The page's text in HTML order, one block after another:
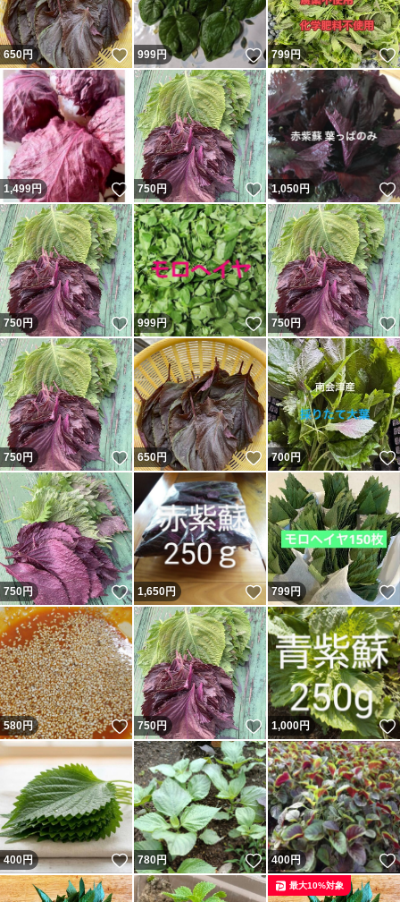
650円 いいね！
999円 いいね！
799円
1,499円 いいね！
750円 いいね！
1,050円
750円 いいね！
999円 いいね！
750円
750円 いいね！
650円 いいね！
700円
750 円 いいね！
1,650円 いいね！
799円
580円 いいね！
750円 いいね！
1,000円
400円 いいね！
780円 いいね！
400円
最大10%対象